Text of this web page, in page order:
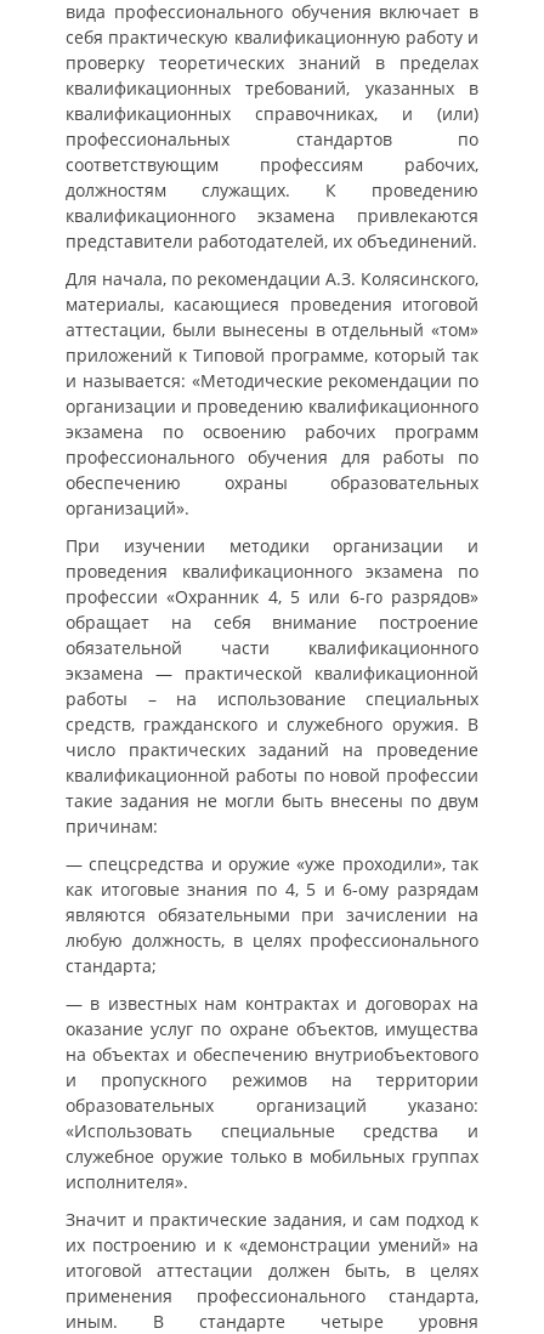
вида профессионального обучения включает в
себя практическую квалификационную работу и
проверку теоретических знаний в пределах
квалификационных требований, указанных в
квалификационных справочниках, и (или)
профессиональных стандартов по
соответствующим профессиям рабочих,
должностям служащих. К проведению
квалификационного экзамена привлекаются
представители работодателей, их объединений.
Для начала, по рекомендации А.З. Колясинского,
материалы, касающиеся проведения итоговой
аттестации, были вынесены в отдельный «том»
приложений к Типовой программе, который так
и называется: «Методические рекомендации по
организации и проведению квалификационного
экзамена по освоению рабочих программ
профессионального обучения для работы по
обеспечению охраны образовательных
организаций».
При изучении методики организации и
проведения квалификационного экзамена по
профессии «Охранник 4, 5 или 6-го разрядов»
обращает на себя внимание построение
обязательной части квалификационного
экзамена — практической квалификационной
работы – на использование специальных
средств, гражданского и служебного оружия. В
число практических заданий на проведение
квалификационной работы по новой профессии
такие задания не могли быть внесены по двум
причинам:
— спецсредства и оружие «уже проходили», так
как итоговые знания по 4, 5 и 6-ому разрядам
являются обязательными при зачислении на
любую должность, в целях профессионального
стандарта;
— в известных нам контрактах и договорах на
оказание услуг по охране объектов, имущества
на объектах и обеспечению внутриобъектового
и пропускного режимов на территории
образовательных организаций указано:
«Использовать специальные средства и
служебное оружие только в мобильных группах
исполнителя».
Значит и практические задания, и сам подход к
их построению и к «демонстрации умений» на
итоговой аттестации должен быть, в целях
применения профессионального стандарта,
иным. В стандарте четыре уровня